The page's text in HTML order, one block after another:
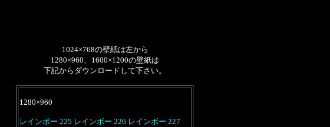
1024×768の壁紙は左から
1280×960、1600×1200の壁紙は
下記からダウンロードして下さい。
1280×960
レインボー 225 レインボー 226 レインボー 227